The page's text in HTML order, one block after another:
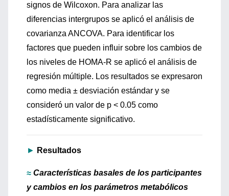
signos de Wilcoxon. Para analizar las
diferencias intergrupos se aplicó el análisis de
covarianza ANCOVA. Para identificar los
factores que pueden influir sobre los cambios de
los niveles de HOMA-R se aplicó el análisis de
regresión múltiple. Los resultados se expresaron
como media ± desviación estándar y se
consideró un valor de p < 0.05 como
estadísticamente significativo.
► Resultados
≈ Características basales de los participantes
y cambios en los parámetros metabólicos